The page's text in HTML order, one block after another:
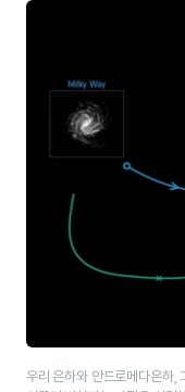
우리 은하와 안드로메다은하,